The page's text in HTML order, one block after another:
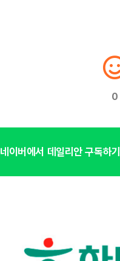
0
네이버에서 데일리안 구독하기